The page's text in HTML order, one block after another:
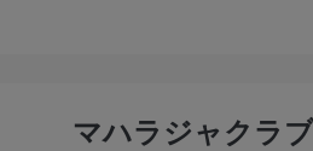
マハラジャクラ